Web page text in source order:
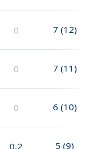
0 7 (12)
0 7 (11)
0 6 (10)
0,2 5 (9)